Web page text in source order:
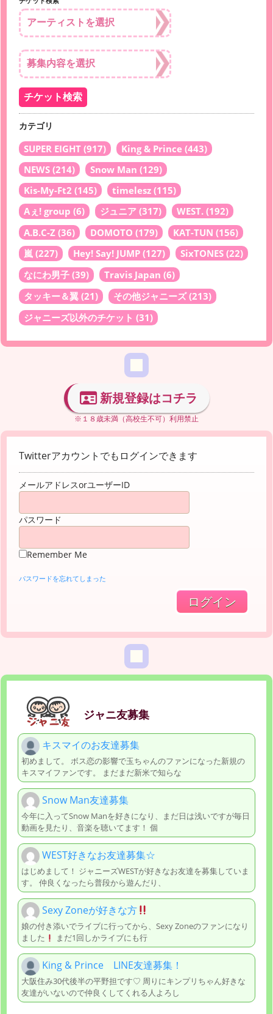
カテゴリ
SUPER EIGHT (917) King & Prince (443)
NEWS (214) Snow Man (129)
Kis-My-Ft2 (145) timelesz (115)
Aぇ! group (6) ジュニア (317) WEST. (192)
A.B.C-Z (36) DOMOTO (179) KAT-TUN (156)
嵐 (227) Hey! Say! JUMP (127) SixTONES (22)
なにわ男子 (39) Travis Japan (6)
タッキー＆翼 (21) その他ジャニーズ(213)
ジャニーズ以外のチケット (31)
新規登録はコチラ
※１８歳未満（高校生不可）利用禁止
Twitterアカウントでもログインできます
メールアドレスorユーザーID
パスワード
Remember Me
パスワードを忘れてしまった
ジャニ友募集
キスマイのお友達募集
初めまして。 ボス恋の影響で玉ちゃんのファンになった新規の
キスマイファンです。 まだまだ新米で知らな
Snow Man友達募集
今年に入ってSnow Manを好きになり、まだ日は浅いですが毎日
動画を見たり、音楽を聴いてます！ 個
WEST好きなお友達募集☆
はじめまして！ ジャニーズWESTが好きなお友達を募集していま
す。 仲良くなったら普段から遊んだり、
Sexy Zoneが好きな方
娘の付き添いでライブに行ってから、Sexy Zoneのファンになり
ました
まだ1回しかライブにも行
King & Prince LINE友達募集！
大阪住み30代後半の平野担です♡ 周りにキンプリちゃん好きな
友達がいないので仲良くしてくれる人よろし